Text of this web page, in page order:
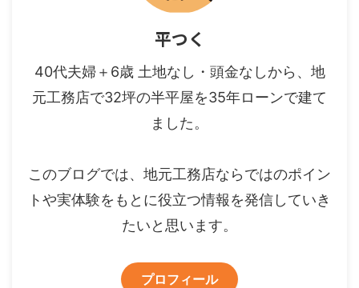
平つく
40代夫婦＋6歳 土地なし・頭金なしから、地
元工務店で32坪の半平屋を35年ローンで建て
ました。
このブログでは、地元工務店ならではのポイン
トや実体験をもとに役立つ情報を発信していき
たいと思います。
プロフィール